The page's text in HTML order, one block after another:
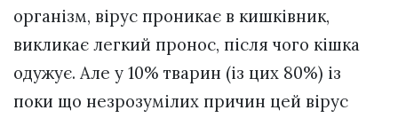
організм, вірус проникає в кишківник,
викликає легкий пронос, після чого кішка
одужує. Але у 10% тварин (із цих 80%) із
поки що незрозумілих причин цей вірус